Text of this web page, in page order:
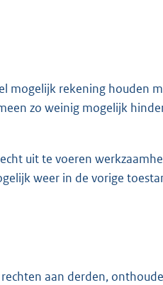
mogelijk rekening houden
zo weinig mogelijk
uit te voeren
weer in de vorige
aan derden,